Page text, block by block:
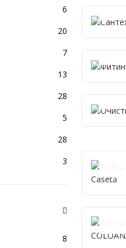
6
20
7
13
28
5
28
3
8